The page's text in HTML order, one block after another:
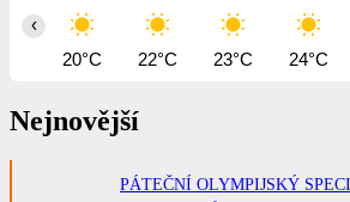
20°C 22°C 23°C 24°C
‹
Nejnovější
PÁTEČNÍ OLYMPIJSKÝ